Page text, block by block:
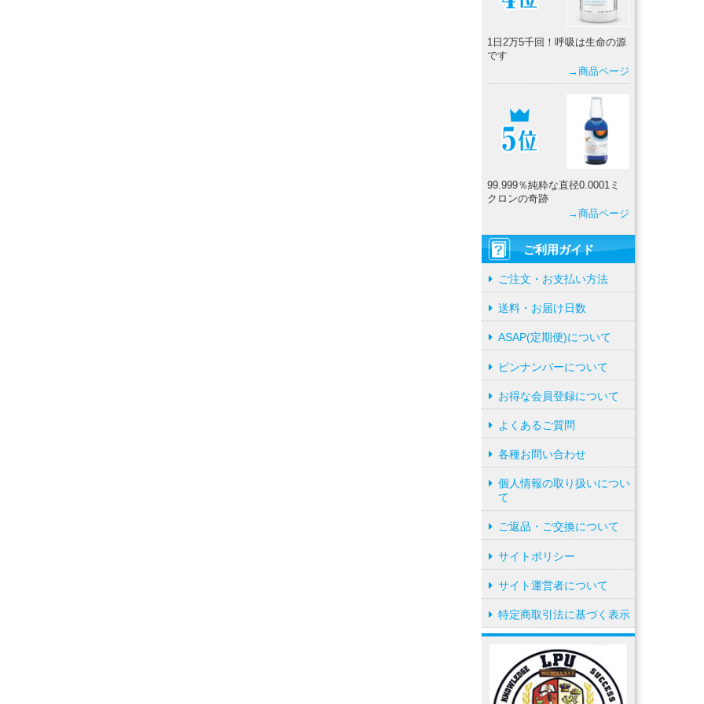
1日2万5千回！呼吸は生命の源
です
→商品ページ
99.999％純粋な直径0.0001ミ
クロンの奇跡
→商品ページ
ご利用ガイド
ご注文・お支払い方法
送料・お届け日数
ASAP(定期便)について
ピンナンバーについて
お得な会員登録について
よくあるご質問
各種お問い合わせ
個人情報の取り扱いについ
て
ご返品・ご交換について
サイトポリシー
サイト運営者について
特定商取引法に基づく表示